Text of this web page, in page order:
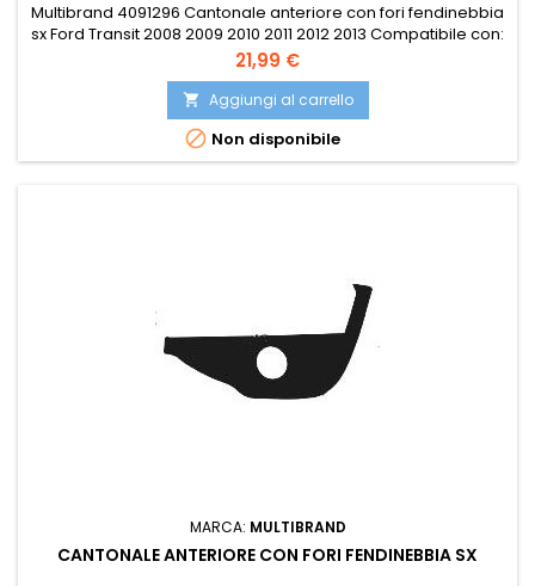
Multibrand 4091296 Cantonale anteriore con fori fendinebbia
sx Ford Transit 2008 2009 2010 2011 2012 2013 Compatibile con:
EUROSTAMP 071.34.9301 EUROSTAMP 71349301 ISAM 1038014
ISAM 1038107 JESSE UFV0723111 OE 1437092 POLIPLAST 100.19108
POLIPLAST 10019108 PRASCO FD9121114 VAN WEZEL 1985565
Prezzo
21,99 €
 Aggiungi al carrello
 Non disponibile
MARCA: MULTIBRAND
CANTONALE ANTERIORE CON FORI FENDINEBBIA SX